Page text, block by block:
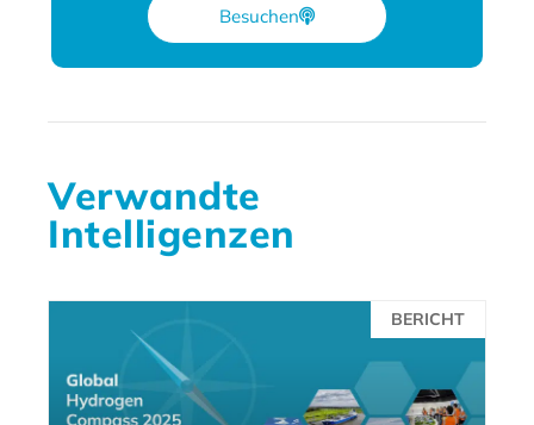
Besuchen
Verwandte
Intelligenzen
BERICHT